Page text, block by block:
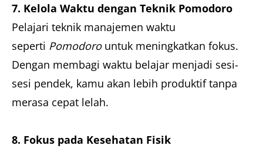
7. Kelola Waktu dengan Teknik Pomodoro
Pelajari teknik manajemen waktu
seperti Pomodorountuk meningkatkan fokus.
Dengan membagi waktu belajar menjadi sesi-
sesi pendek, kamu akan lebih produktif tanpa
merasa cepat lelah.
8. Fokus pada Kesehatan Fisik